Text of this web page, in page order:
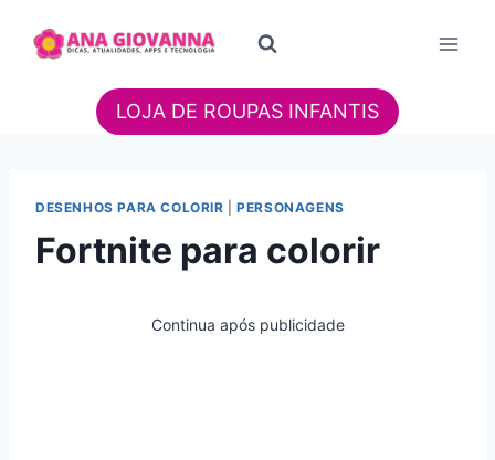
para
LOJA DE ROUPAS INFANTIS
DESENHOS PARA COLORIR |PERSONAGENS
Fortnite para colorir
Continua após publicidade